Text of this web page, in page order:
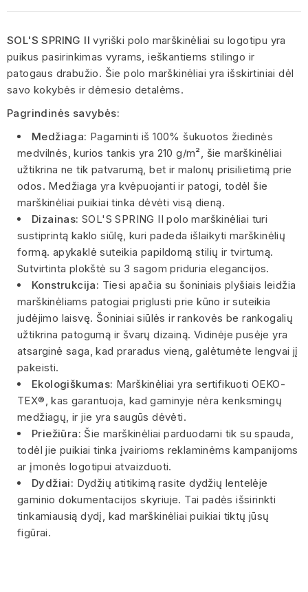
SOL'S SPRING II vyriški polo marškinėliai su logotipu yra
puikus pasirinkimas vyrams, ieškantiems stilingo ir
patogaus drabužio. Šie polo marškinėliai yra išskirtiniai dėl
savo kokybės ir dėmesio detalėms.
Pagrindinės savybės:
Medžiaga: Pagaminti iš 100% šukuotos žiedinės
medvilnės, kurios tankis yra 210 g/m², šie marškinėliai
užtikrina ne tik patvarumą, bet ir malonų prisilietimą prie
odos. Medžiaga yra kvėpuojanti ir patogi, todėl šie
marškinėliai puikiai tinka dėvėti visą dieną.
Dizainas: SOL'S SPRING II polo marškinėliai turi
sustiprintą kaklo siūlę, kuri padeda išlaikyti marškinėlių
formą. apykaklė suteikia papildomą stilių ir tvirtumą.
Sutvirtinta plokštė su 3 sagom priduria elegancijos.
Konstrukcija: Tiesi apačia su šoniniais plyšiais leidžia
marškinėliams patogiai priglusti prie kūno ir suteikia
judėjimo laisvę. Šoniniai siūlės ir rankovės be rankogalių
užtikrina patogumą ir švarų dizainą. Vidinėje pusėje yra
atsarginė saga, kad praradus vieną, galėtumėte lengvai jį
pakeisti.
Ekologiškumas: Marškinėliai yra sertifikuoti OEKO-
TEX®, kas garantuoja, kad gaminyje nėra kenksmingų
medžiagų, ir jie yra saugūs dėvėti.
Priežiūra: Šie marškinėliai parduodami tik su spauda,
todėl jie puikiai tinka įvairioms reklaminėms kampanijoms
ar įmonės logotipui atvaizduoti.
Dydžiai: Dydžių atitikimą rasite dydžių lentelėje
gaminio dokumentacijos skyriuje. Tai padės išsirinkti
tinkamiausią dydį, kad marškinėliai puikiai tiktų jūsų
figūrai.